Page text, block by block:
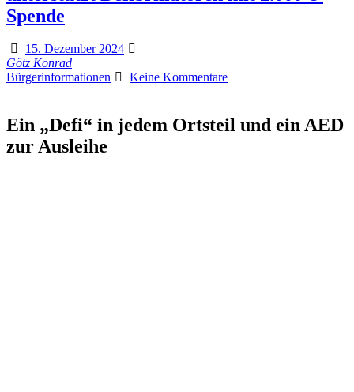
Spende
15. Dezember 2024
Götz Konrad
Bürgerinformationen
Keine Kommentare
Ein „Defi“ in jedem Ortsteil und ein AED
zur Ausleihe